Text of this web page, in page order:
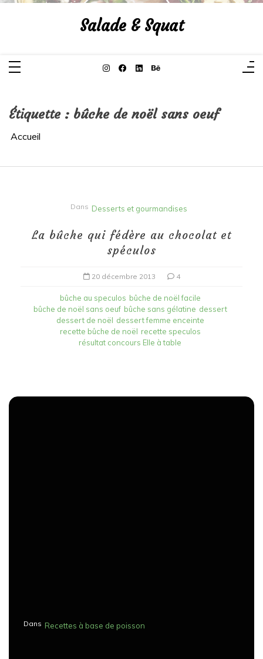
Aller
Salade & Squat
Étiquette : bûche de noël sans oeuf
Accueil
Dans Desserts et gourmandises
La bûche qui fédère au chocolat et
spéculos
20 décembre 2013 4
bûche au speculos bûche de noël facile
bûche de noël sans oeuf bûche sans gélatine dessert
dessert de noël dessert femme enceinte
recette bûche de noël recette speculos
résultat concours Elle à table
Dans Recettes à base de poisson